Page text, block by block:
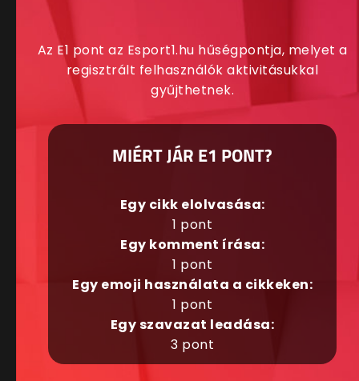
Az E1 pont az Esport1.hu hűségpontja, melyet a
regisztrált felhasználók aktivitásukkal
gyűjthetnek.
MIÉRT JÁR E1 PONT?
Egy cikk elolvasása:
1 pont
Egy komment írása:
1 pont
Egy emoji használata a cikkeken:
1 pont
Egy szavazat leadása:
3 pont